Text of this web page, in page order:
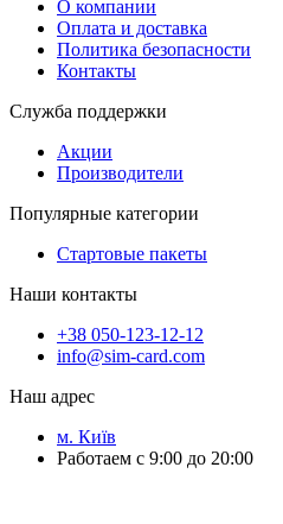
О компании
Оплата и доставка
Политика безопасности
Контакты
Служба поддержки
Акции
Производители
Популярные категории
Стартовые пакеты
Наши контакты
+38 050-123-12-12
info@sim-card.com
Наш адрес
м. Київ
Работаем с 9:00 до 20:00